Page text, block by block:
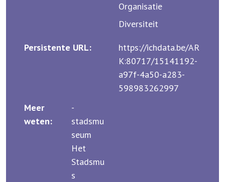
Organisatie
Diversiteit
Persistente URL:
https://ichdata.be/AR
K:80717/15141192-
a97f-4a50-a283-
598983262997
Meer
weten:
-
stadsmu
seum
Het
Stadsmu
s